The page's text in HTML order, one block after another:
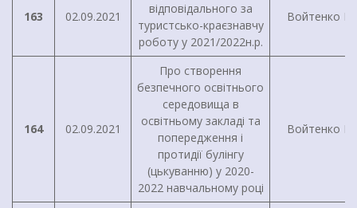
163 02.09.2021
відповідального за
туристсько-краєзнавчу
роботу у 2021/2022н.р.
Войтенко І.Г.
164 02.09.2021
Про створення
безпечного освітнього
середовища в
освітньому закладі та
попередження і
протидії булінгу
(цькуванню) у 2020-
2022 навчальному році
Войтенко І.Г.